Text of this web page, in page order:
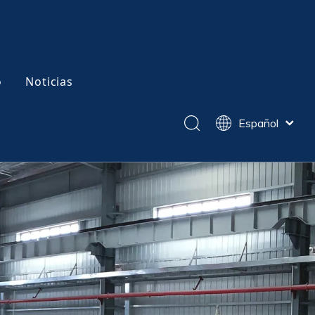
calienteAcero para moldes de trabajo en frío
Tratamiento térmico al vacío
Noticias
Español
简体中文
Pусский